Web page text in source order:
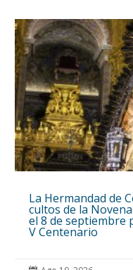
La Hermandad de
cultos de la
el 8 de septiembre
V Centenario